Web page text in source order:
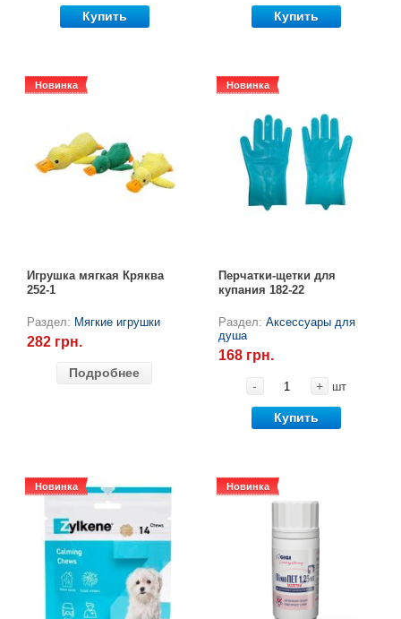
Купить Купить
Новинка
Новинка
Игрушка мягкая Кряква
252-1
Раздел: Мягкие игрушки
282 грн.
Подробнее
Новинка
Новинка
Перчатки-щетки для
купания 182-22
Раздел:Аксессуары для
душа
168 грн.
- + шт
Купить
Новинка
Новинка Новинка
Новинка